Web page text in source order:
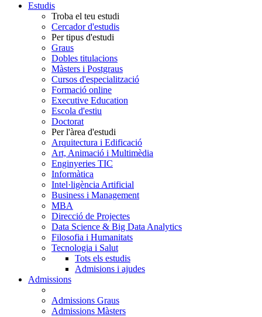
Estudis
Troba el teu estudi
Cercador d'estudis
Per tipus d'estudi
Graus
Dobles titulacions
Màsters i Postgraus
Cursos d'especialització
Formació online
Executive Education
Escola d'estiu
Doctorat
Per l'àrea d'estudi
Arquitectura i Edificació
Art, Animació i Multimèdia
Enginyeries TIC
Informàtica
Intel·ligència Artificial
Business i Management
MBA
Direcció de Projectes
Data Science & Big Data Analytics
Filosofia i Humanitats
Tecnologia i Salut
Tots els estudis
Admisions i ajudes
Admissions
Admissions Graus
Admissions Màsters